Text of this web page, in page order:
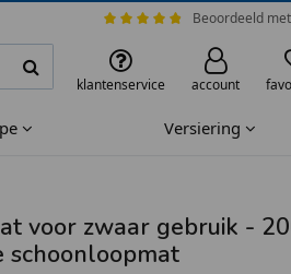
Beoordeeld
klantenservice account
Versiering
voor zwaar gebruik -
schoonloopmat